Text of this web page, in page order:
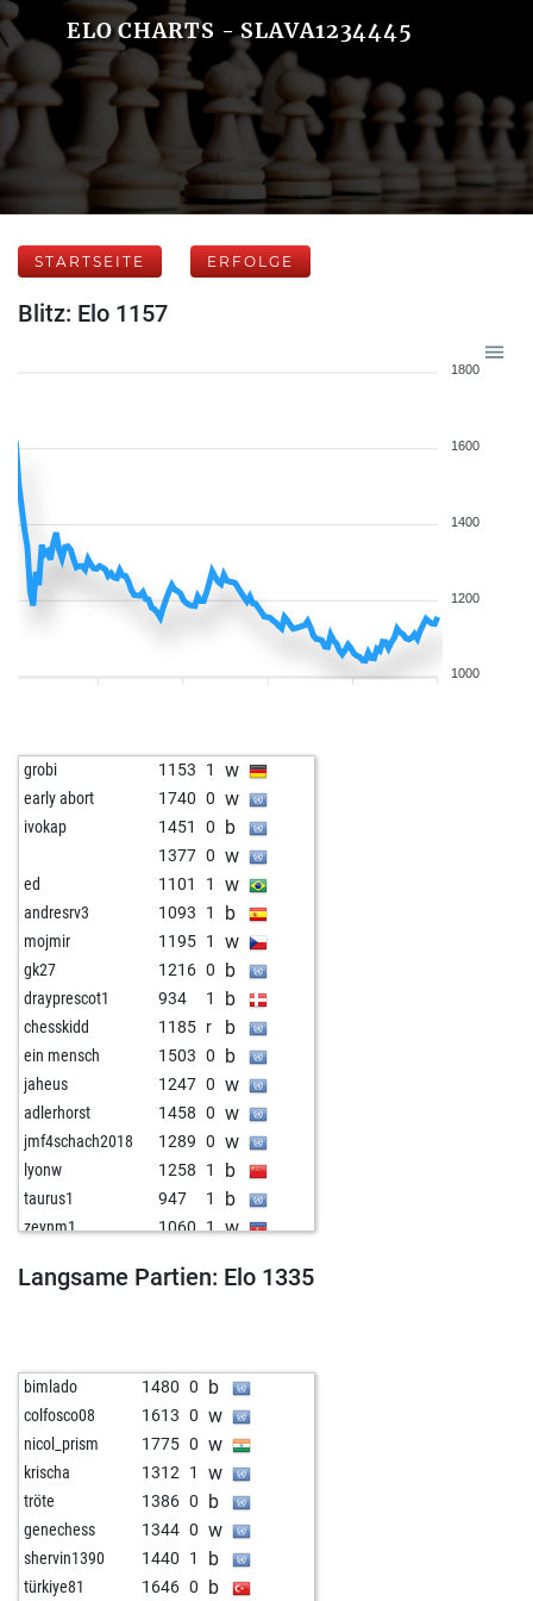
ELO CHARTS - SLAVA1234445
STARTSEITE ERFOLGE
Blitz: Elo 1157
1800
1600
1400
1200
1000
grobi 1153 1 w
early abort 1740 0 w
ivokap 1451 0 b
1377 0 w
ed 1101 1 w
andresrv3 1093 1 b
mojmir 1195 1 w
gk27 1216 0 b
drayprescot1 934 1 b
chesskidd 1185 r b
ein mensch 1503 0 b
jaheus 1247 0 w
adlerhorst 1458 0 w
jmf4schach2018 1289 0 w
lyonw 1258 1 b
taurus1 947 1 b
zeynm1 1060 1 w
early abort 1693 0 w
art rk 1233 1 w
early abort 1649 0 b
gk27 1117 0 w
furor teutonicus 1130 1 b
early abort 1643 0 b
stoll 1223 0 b
arsenie_eugen 1469 0 w
spsagar 1311 0 w
Langsame Partien: Elo 1335
bimlado 1480 0 b
colfosco08 1613 0 w
nicol_prism 1775 0 w
krischa 1312 1 w
tröte 1386 0 b
genechess 1344 0 w
shervin1390 1440 1 b
türkiye81 1646 0 b